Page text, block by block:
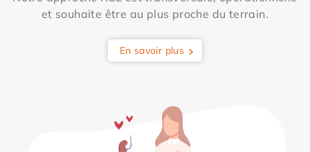
et souhaite être au plus proche du terrain.
En savoir plus